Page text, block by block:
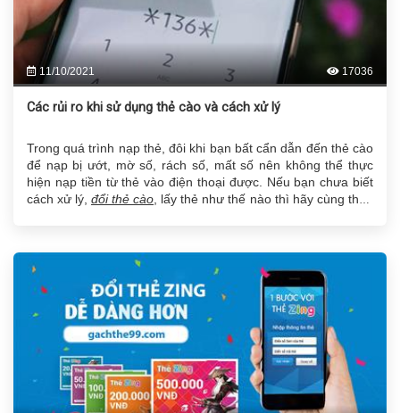
11/10/2021 17036
Các rủi ro khi sử dụng thẻ cào và cách xử lý
Trong quá trình nạp thẻ, đôi khi bạn bất cẩn dẫn đến thẻ cào
để nạp bị ướt, mờ số, rách số, mất số nên không thể thực
hiện nạp tiền từ thẻ vào điện thoại được. Nếu bạn chưa biết
cách xử lý, đổi thẻ cào , lấy thẻ như thế nào thì hãy cùng theo